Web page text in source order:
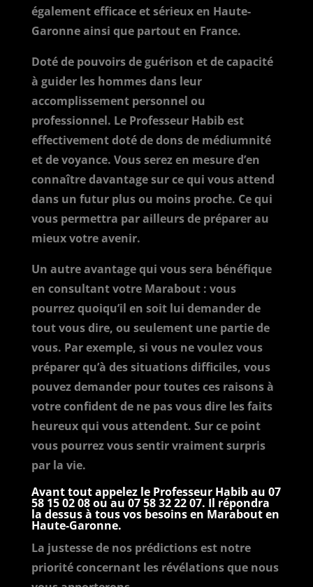
également efficace et sérieux en Haute-
Garonne ainsi que partout en France.
Doté de pouvoirs de guérison et de capacité
à guider les hommes dans leur
accomplissement personnel ou
professionnel. Le Professeur Habib est
effectivement doté de dons de médiumnité
et de voyance. Vous serez en mesure d’en
connaître davantage sur ce qui vous attend
dans un futur plus ou moins proche. Ce qui
vous permettra par ailleurs de préparer au
mieux votre avenir.
Un autre avantage qui vous sera bénéfique
en consultant votre Marabout : vous
pourrez quoiqu’il en soit lui demander de
tout vous dire, ou seulement une partie de
vous. Par exemple, si vous ne voulez vous
préparer qu’à des situations difficiles, vous
pouvez demander pour toutes ces raisons à
votre confident de ne pas vous dire les faits
heureux qui vous attendent. Sur ce point
vous pourrez vous sentir vraiment surpris
par la vie.
Avant tout appelez le Professeur Habib au 07
58 15 02 08ou au 07 58 32 22 07. Il répondra
la dessus à tous vos besoins en Marabout en
Haute-Garonne.
La justesse de nos prédictions est notre
priorité concernant les révélations que nous